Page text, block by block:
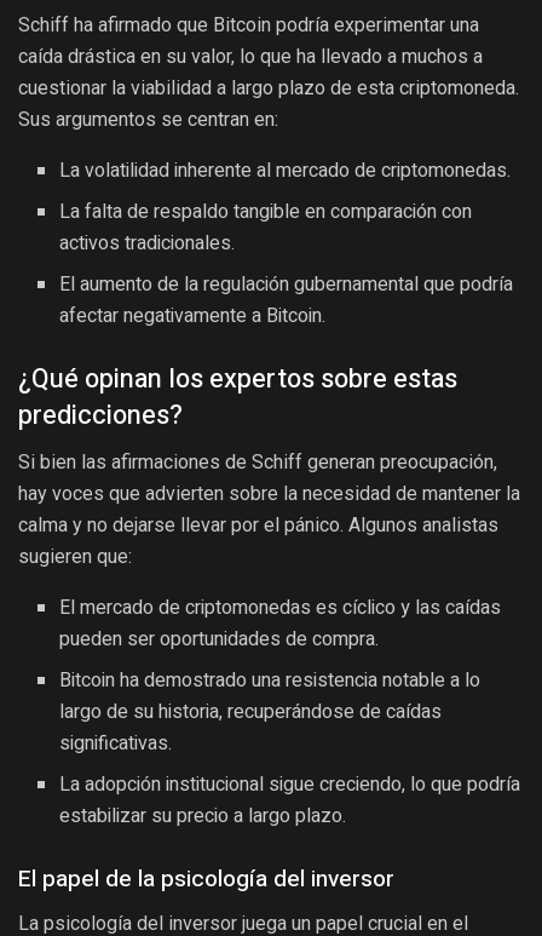
Schiff ha afirmado que Bitcoin podría experimentar una
caída drástica en su valor, lo que ha llevado a muchos a
cuestionar la viabilidad a largo plazo de esta criptomoneda.
Sus argumentos se centran en:
La volatilidad inherente al mercado de criptomonedas.
La falta de respaldo tangible en comparación con
activos tradicionales.
El aumento de la regulación gubernamental que podría
afectar negativamente a Bitcoin.
¿Qué opinan los expertos sobre estas
predicciones?
Si bien las afirmaciones de Schiff generan preocupación,
hay voces que advierten sobre la necesidad de mantener la
calma y no dejarse llevar por el pánico. Algunos analistas
sugieren que:
El mercado de criptomonedas es cíclico y las caídas
pueden ser oportunidades de compra.
Bitcoin ha demostrado una resistencia notable a lo
largo de su historia, recuperándose de caídas
significativas.
La adopción institucional sigue creciendo, lo que podría
estabilizar su precio a largo plazo.
El papel de la psicología del inversor
La psicología del inversor juega un papel crucial en el